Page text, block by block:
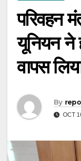
परिवहन
यूनियन ने
वापस
By
OCT